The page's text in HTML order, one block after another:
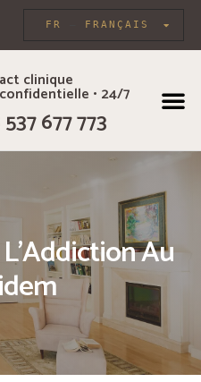
FRANÇAIS
FR
clinique
• 24/7
677 773
Au